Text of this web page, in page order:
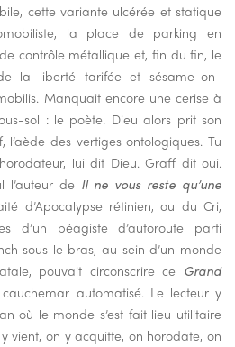
cette variante ulcérée et statique
la place de parking en
contrôle métallique et, fin du fin, le
la liberté tarifée et sésame-on-
Manquait encore une cerise à
sol : le poète. Dieu alors prit son
des vertiges ontologiques. Tu
lui dit Dieu. Graff dit oui.
l’auteur de Il ne vous reste qu’une
d’Apocalypse rétinien, ou du Cri,
d’un péagiste d’autoroute parti
sous le bras, au sein d’un monde
pouvait circonscrire ce Grand
automatisé. Le lecteur y
où le monde s’est fait lieu utilitaire
vient, on y acquitte, on horodate, on